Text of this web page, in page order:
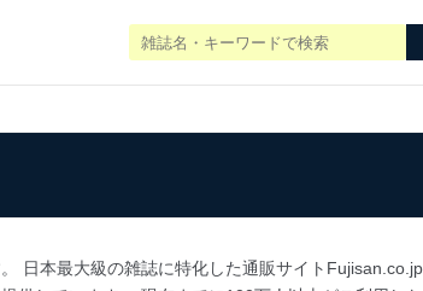
日本最大級の雑誌に特化した通販サイト